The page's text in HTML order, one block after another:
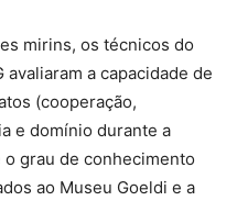
mirins, os técnicos do
avaliaram a capacidade de
(cooperação,
e domínio durante a
grau de conhecimento
ao Museu Goeldi e a